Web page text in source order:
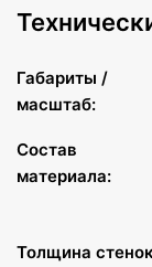
правильного
выполнение
«изо рта в рот»
изменение
взрослая) с
возможность
В
Габариты /
масштаб:
Состав
материала:
Толщина